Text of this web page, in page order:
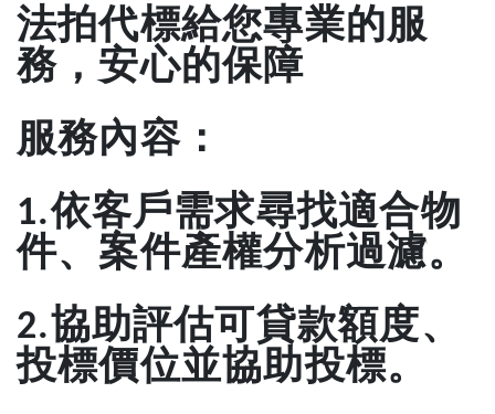
法拍代標給您專業的服
務，安心的保障
服務內容：
1.依客戶需求尋找適合物
件、案件產權分析過濾。
2.協助評估可貸款額度、
投標價位並協助投標。